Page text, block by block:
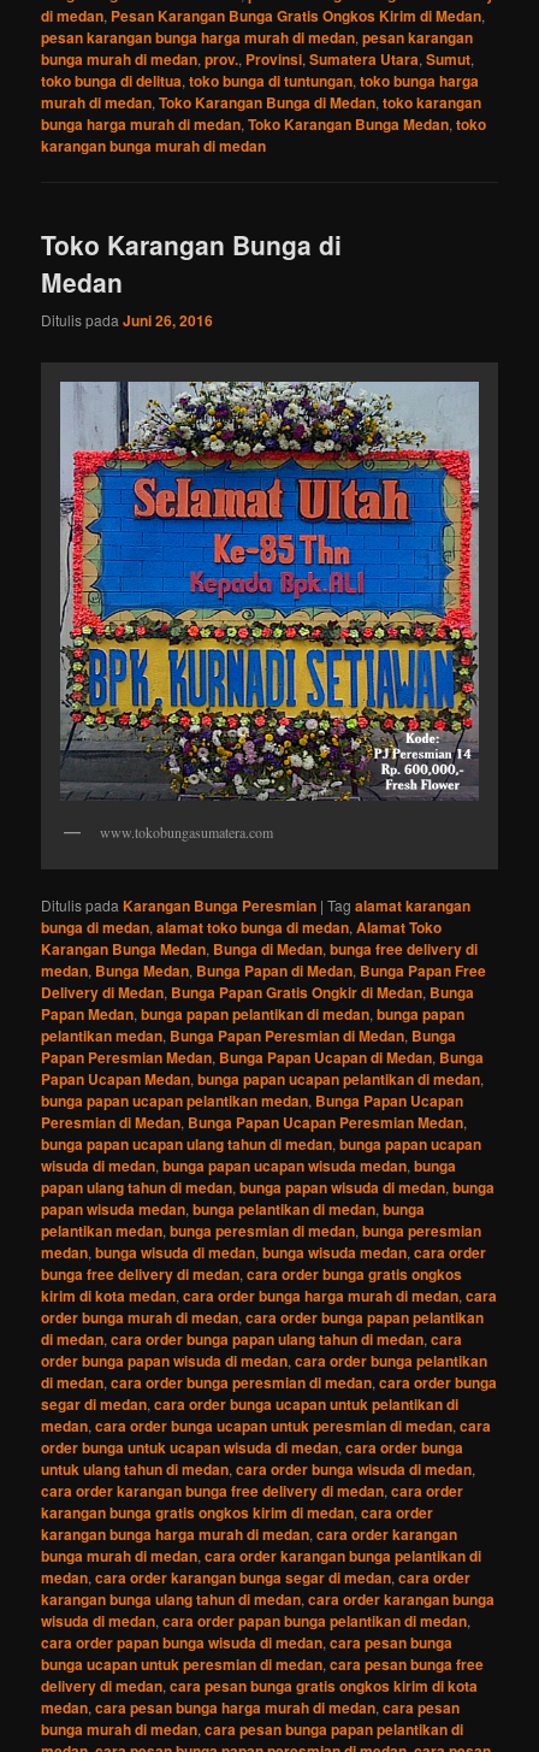
di medan, Pesan Karangan Bunga Gratis Ongkos Kirim di Medan,
pesan karangan bunga harga murah di medan,pesan karangan
bunga murah di medan,prov., Provinsi,Sumatera Utara,Sumut,
toko bunga di delitua,toko bunga di tuntungan,toko bunga harga
murah di medan,Toko Karangan Bunga di Medan,toko karangan
bunga harga murah di medan,Toko Karangan Bunga Medan,toko
karangan bunga murah di medan
Toko Karangan Bunga di
Medan
Ditulis padaJuni 26, 2016
www.tokobungasumatera.com
Ditulis pada Karangan Bunga Peresmian |Tag alamat karangan
bunga di medan,alamat toko bunga di medan,Alamat Toko
Karangan Bunga Medan, Bunga di Medan,bunga free delivery di
medan, Bunga Medan, Bunga Papan di Medan, Bunga Papan Free
Delivery di Medan, Bunga Papan Gratis Ongkir di Medan, Bunga
Papan Medan,bunga papan pelantikan di medan,bunga papan
pelantikan medan, Bunga Papan Peresmian di Medan, Bunga
Papan Peresmian Medan, Bunga Papan Ucapan di Medan, Bunga
Papan Ucapan Medan,bunga papan ucapan pelantikan di medan,
bunga papan ucapan pelantikan medan, Bunga Papan Ucapan
Peresmian di Medan, Bunga Papan Ucapan Peresmian Medan,
bunga papan ucapan ulang tahun di medan,bunga papan ucapan
wisuda di medan,bunga papan ucapan wisuda medan,bunga
papan ulang tahun di medan,bunga papan wisuda di medan,bunga
papan wisuda medan,bunga pelantikan di medan,bunga
pelantikan medan,bunga peresmian di medan,bunga peresmian
medan,bunga wisuda di medan,bunga wisuda medan,cara order
bunga free delivery di medan,cara order bunga gratis ongkos
kirim di kota medan,cara order bunga harga murah di medan,cara
order bunga murah di medan,cara order bunga papan pelantikan
di medan,cara order bunga papan ulang tahun di medan,cara
order bunga papan wisuda di medan,cara order bunga pelantikan
di medan,cara order bunga peresmian di medan,cara order bunga
segar di medan,cara order bunga ucapan untuk pelantikan di
medan,cara order bunga ucapan untuk peresmian di medan,cara
order bunga untuk ucapan wisuda di medan,cara order bunga
untuk ulang tahun di medan,cara order bunga wisuda di medan,
cara order karangan bunga free delivery di medan,cara order
karangan bunga gratis ongkos kirim di medan,cara order
karangan bunga harga murah di medan,cara order karangan
bunga murah di medan,cara order karangan bunga pelantikan di
medan,cara order karangan bunga segar di medan,cara order
karangan bunga ulang tahun di medan,cara order karangan bunga
wisuda di medan,cara order papan bunga pelantikan di medan,
cara order papan bunga wisuda di medan,cara pesan bunga
bunga ucapan untuk peresmian di medan,cara pesan bunga free
delivery di medan,cara pesan bunga gratis ongkos kirim di kota
medan,cara pesan bunga harga murah di medan,cara pesan
bunga murah di medan,cara pesan bunga papan pelantikan di